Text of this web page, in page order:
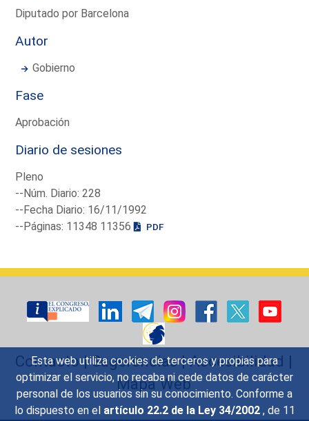
Esta web utiliza cookies de terceros y propias para
optimizar el servicio, no recaba ni cede datos de carácter
personal de los usuarios sin su conocimiento. Conforme a
lo dispuesto en el artículo 22.2 de la Ley 34/2002 , de 11
Diputado por Barcelona
Autor
Gobierno
Fase
Aprobación
Diario de sesiones
Pleno
--Núm. Diario: 228
--Fecha Diario: 16/11/1992
--Páginas: 11348 11356
PDF
Contacto|Sugerencias|Accesibilidad |
Mapa Web